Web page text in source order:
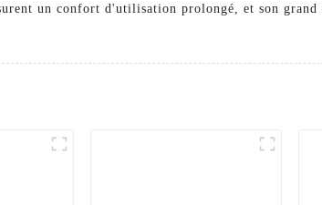
un confort d'utilisation prolongé, et son